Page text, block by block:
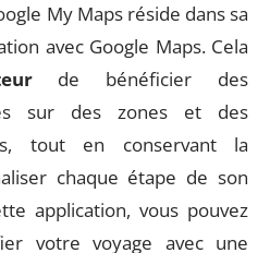
My Maps réside dans sa
avec Google Maps. Cela
de bénéficier des
sur des zones et des
tout en conservant la
chaque étape de son
application, vous pouvez
votre voyage avec une